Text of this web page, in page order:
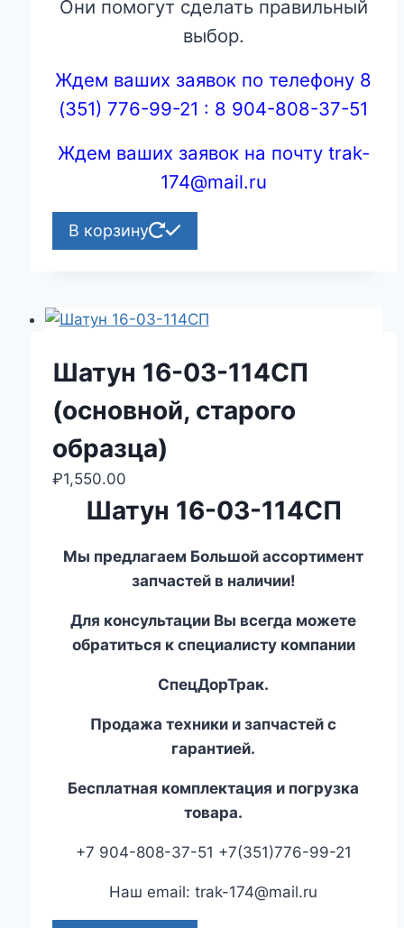
Они помогут сделать правильный
выбор.
Ждем ваших заявок по телефону 8
(351) 776-99-21 : 8 904-808-37-51
Ждем ваших заявок на почту trak-
174@mail.ru
В корзину
Шатун 16-03-114СП
(основной, старого
образца)
₽1,550.00
Шатун 16-03-114СП
Мы предлагаем Большой ассортимент
запчастей в наличии!
Для консультации Вы всегда можете
обратиться к специалисту компании
СпецДорТрак.
Продажа техники и запчастей с
гарантией.
Бесплатная комплектация и погрузка
товара.
+7 904-808-37-51 +7(351)776-99-21
Наш email: trak-174@mail.ru